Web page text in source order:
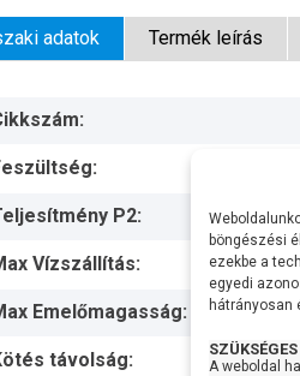
adatok Termék leírás
P2:
Vízszállítás:
Emelőmagasság:
távolság:
böngészési
ezekbe a
egyedi
hátrányosan
SZÜKSÉGES
A weboldal